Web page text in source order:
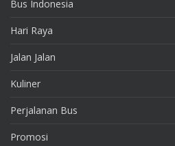
Bus Indonesia
Hari Raya
Jalan Jalan
Kuliner
Perjalanan Bus
Promosi